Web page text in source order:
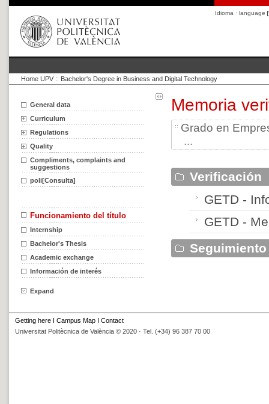
Idioma · language
Home UPV :: Bachelor's Degree in Business and Digital Technology
General data
Curriculum
Regulations
Quality
Compliments, complaints and
suggestions
poli[Consulta]
Funcionamiento del título
Internship
Bachelor's Thesis
Academic exchange
Información de interés
Expand
Memoria
Grado en
...
Verificación
GETD -
GETD -
Seguimiento
Getting here I Campus Map I Contact
Universitat Politècnica de València © 2020 · Tel. (+34) 96 387 70 00